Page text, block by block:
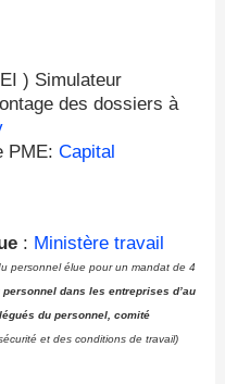
) Simulateur
des dossiers à
PME:Capital
: Ministère travail
personnel élue pour un mandat de 4
dans les entreprises d’au
du personnel, comité
et des conditions de travail)